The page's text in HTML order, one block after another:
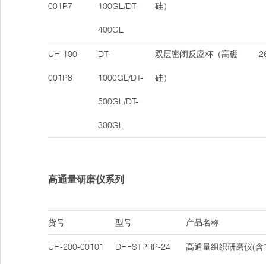
001P7 100GL/DT-
400GL
硅）
UH-100-
001P8
DT-
1000GL/DT-
500GL/DT-
300GL
双层密闭反应杯（高硼
硅）
高通量研磨仪系列
货号 型号 产品名称
UH-200-00101 DHFSTPRP-24 高通量组织研磨仪(